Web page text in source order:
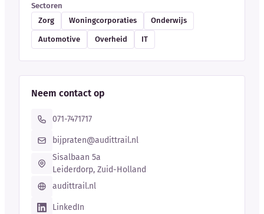
Sectoren
Zorg
Woningcorporaties Onderwijs
Automotive Overheid IT
Neem contact op
071-7471717
bijpraten@audittrail.nl
Sisalbaan 5a
Leiderdorp, Zuid-Holland
audittrail.nl
LinkedIn